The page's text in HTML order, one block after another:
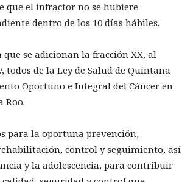
que el infractor no se hubiere
dentro de los 10 días hábiles.
se adicionan la fracción XX, al
todos de la Ley de Salud de Quintana
Oportuno e Integral del Cáncer en
Roo.
para la oportuna prevención,
control y seguimiento, así
y la adolescencia, para contribuir